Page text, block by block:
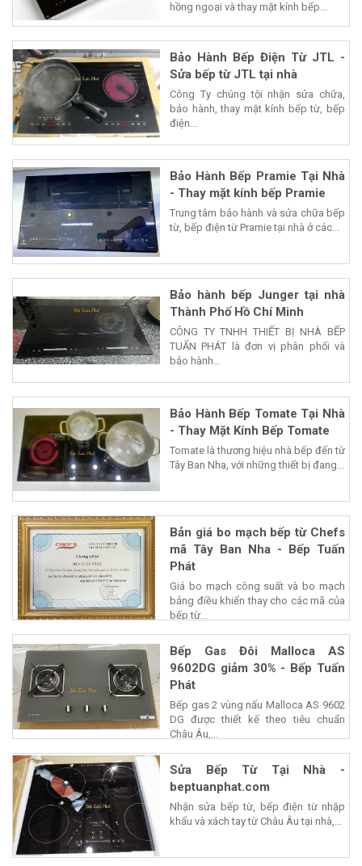
hồng ngoại và thay mặt kính bếp...
Bảo Hành Bếp Điện Từ JTL -
Sửa bếp từ JTL tại nhà
Công Ty chúng tội nhận sửa chữa,
bảo hành, thay mặt kính bếp từ, bếp
điện...
Bảo Hành Bếp Pramie Tại Nhà
- Thay mặt kính bếp Pramie
Trung tâm bảo hành và sửa chữa bếp
từ, bếp điện từ Pramie tại nhà ở các...
Bảo hành bếp Junger tại nhà
Thành Phố Hồ Chí Minh
CÔNG TY TNHH THIẾT BỊ NHÀ BẾP
TUẤN PHÁT là đơn vị phân phối và
bảo hành...
Bảo Hành Bếp Tomate Tại Nhà
- Thay Mặt Kính Bếp Tomate
Tomate là thương hiệu nhà bếp đến từ
Tây Ban Nha, với những thiết bị đang...
Bản giá bo mạch bếp từ Chefs
mã Tây Ban Nha - Bếp Tuấn
Phát
Giá bo mạch công suất và bo mạch
bảng điều khiển thay cho các mã của
bếp từ...
Bếp Gas Đôi Malloca AS
9602DG giảm 30% - Bếp Tuấn
Phát
Bếp gas 2 vùng nấu Malloca AS 9602
DG được thiết kế theo tiêu chuẩn
Châu Âu,...
Sửa Bếp Từ Tại Nhà -
beptuanphat.com
Nhận sửa bếp từ, bếp điện từ nhập
khẩu và xách tay từ Châu Âu tại nhà,...